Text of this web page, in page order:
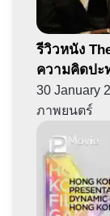
รีวิวหนัง
ความคิดปะ
30 January
ภาพยนตร์